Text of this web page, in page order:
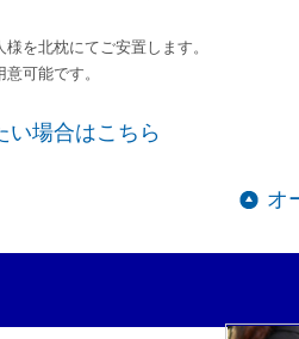
を北枕にてご安置します。
可能です。
い場合はこちら
オ